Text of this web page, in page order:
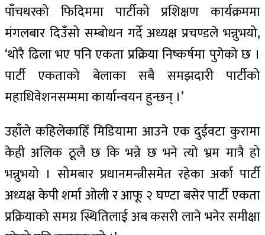
पाँचथरको फिदिममा पार्टीको प्रशिक्षण कार्यक्रममा
मंगलबार दिउँसो सम्बोधन गर्दे अध्यक्ष प्रचण्डले भन्नुभयो,
‘थोरै ढिला भए पनि एकता प्रक्रिया निष्कर्षमा पुगेको छ ।
पार्टी एकताको बेलाका सबै समझदारी पार्टीको
महाधिवेशनसम्ममा कार्यान्वयन हुन्छन् ।’
उहाँले कहिलेकाहिँ मिडियामा आउने एक दुईवटा कुरामा
केही अलिक ठूलै छ कि भन्ने छ भने त्यो भ्रम मात्रै हो
भन्नुभयो । सोमबार प्रधानमन्त्रीसमेत रहेका अर्का पार्टी
अध्यक्ष केपी शर्मा ओली र आफू २ घण्टा बसेर पार्टी एकता
प्रक्रियाको समग्र स्थितिलाई अब कसरी लाने भनेर समीक्षा